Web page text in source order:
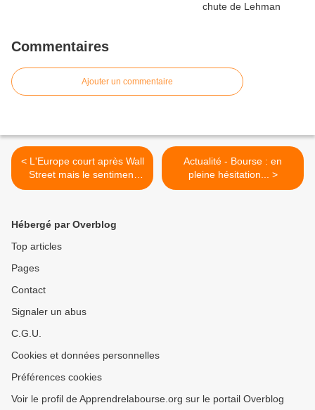
Commentaires
Ajouter un commentaire
< L'Europe court après Wall
Street mais le sentiment
reste diffus
Actualité - Bourse : en
pleine hésitation... >
Hébergé par Overblog
Top articles
Pages
Contact
Signaler un abus
C.G.U.
Cookies et données personnelles
Préférences cookies
Voir le profil de Apprendrelabourse.org sur le portail Overblog